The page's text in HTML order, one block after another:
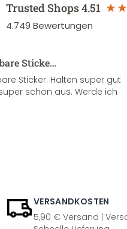
Trusted Shops4.51
4.749 Bewertungen
Sticke…
Sticker. Halten super gut
schön aus. Werde ich
VERSANDKOSTEN
5,90 € Versand |